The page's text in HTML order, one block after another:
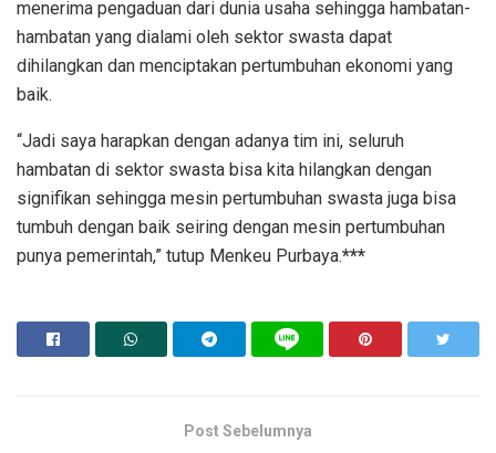
menerima pengaduan dari dunia usaha sehingga hambatan-
hambatan yang dialami oleh sektor swasta dapat
dihilangkan dan menciptakan pertumbuhan ekonomi yang
baik.
“Jadi saya harapkan dengan adanya tim ini, seluruh
hambatan di sektor swasta bisa kita hilangkan dengan
signifikan sehingga mesin pertumbuhan swasta juga bisa
tumbuh dengan baik seiring dengan mesin pertumbuhan
punya pemerintah,” tutup Menkeu Purbaya.***
Post Sebelumnya